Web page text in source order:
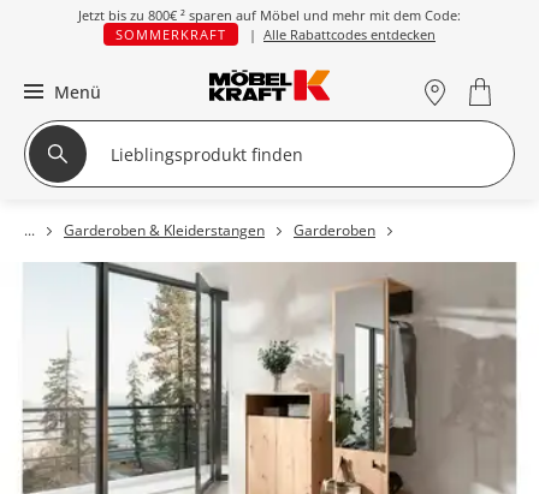
Jetzt bis zu 800€ ² sparen auf Möbel und mehr mit dem Code:
SOMMERKRAFT
| Alle Rabattcodes entdecken
Menü
Garderoben & Kleiderstangen Garderoben